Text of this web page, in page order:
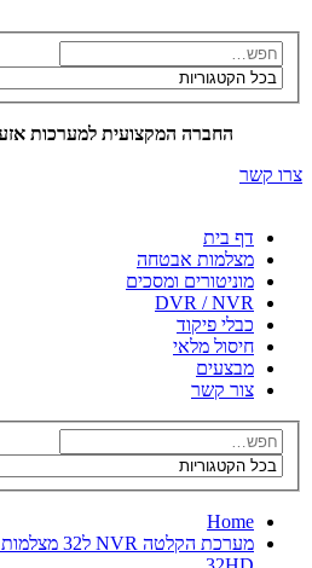
החברה המקצועית למערכות
צרו קשר
דף בית
מצלמות אבטחה
מוניטורים ומסכים
DVR / NVR
כבלי פיקוד
חיסול מלאי
מבצעים
צור קשר
Home